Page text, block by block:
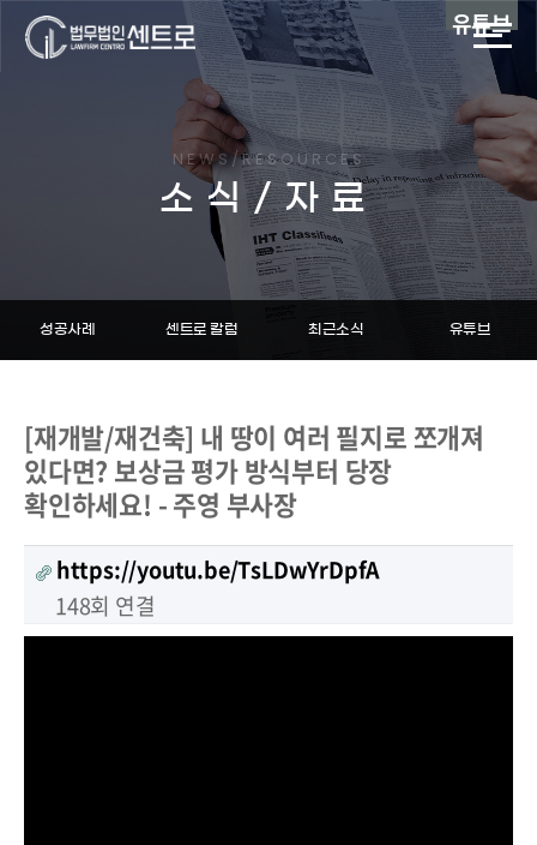
NEWS/RESOURCES
소식/자료
성공사례 센트로 칼럼 최근소식 유튜브
유튜브
[재개발/재건축] 내 땅이 여러 필지로 쪼개져
있다면? 보상금 평가 방식부터 당장
확인하세요! - 주영 부사장
https://youtu.be/TsLDwYrDpfA
148회 연결